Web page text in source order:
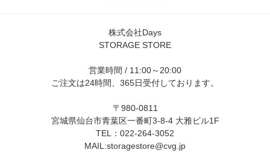
株式会社Days
STORAGE STORE
営業時間 / 11:00～20:00
ご注文は24時間、365日受付しております。
〒980-0811
宮城県仙台市青葉区一番町3-8-4 大雅ビル1F
TEL：022-264-3052
MAIL:storagestore@cvg.jp